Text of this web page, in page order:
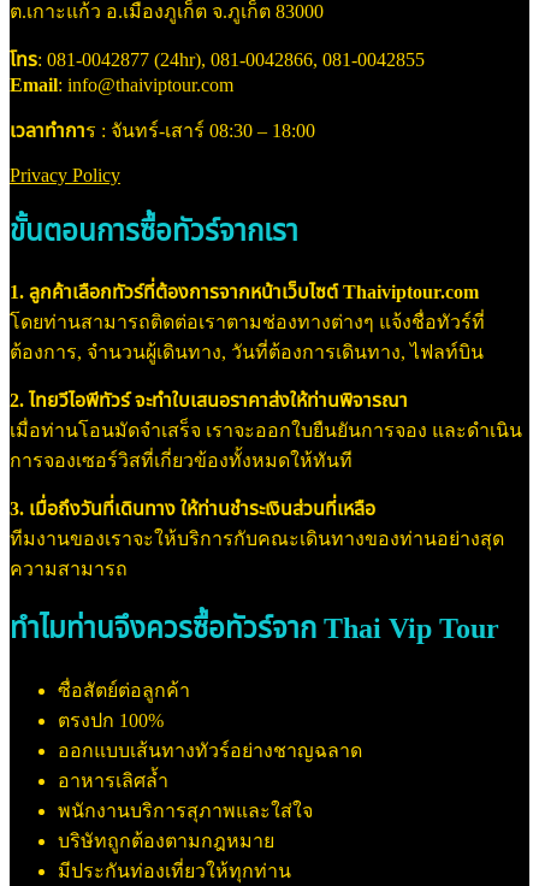
ต.เกาะแก้ว อ.เมืองภูเก็ต จ.ภูเก็ต 83000
โทร: 081-0042877 (24hr), 081-0042866, 081-0042855
Email: info@thaiviptour.com
เวลาทำการ : จันทร์-เสาร์ 08:30 – 18:00
Privacy Policy
ขั้นตอนการซื้อทัวร์จากเรา
1. ลูกค้าเลือกทัวร์ที่ต้องการจากหน้าเว็บไซต์ Thaiviptour.com
โดยท่านสามารถติดต่อเราตามช่องทางต่างๆ แจ้งชื่อทัวร์ที่
ต้องการ, จำนวนผู้เดินทาง, วันที่ต้องการเดินทาง, ไฟลท์บิน
2. ไทยวีไอพีทัวร์ จะทำใบเสนอราคาส่งให้ท่านพิจารณา
เมื่อท่านโอนมัดจำเสร็จ เราจะออกใบยืนยันการจอง และดำเนิน
การจองเซอร์วิสที่เกี่ยวข้องทั้งหมดให้ทันที
3. เมื่อถึงวันที่เดินทาง ให้ท่านชำระเงินส่วนที่เหลือ
ทีมงานของเราจะให้บริการกับคณะเดินทางของท่านอย่างสุด
ความสามารถ
ทำไมท่านจึงควรซื้อทัวร์จาก Thai Vip Tour
ซื่อสัตย์ต่อลูกค้า
ตรงปก 100%
ออกแบบเส้นทางทัวร์อย่างชาญฉลาด
อาหารเลิศล้ำ
พนักงานบริการสุภาพและใส่ใจ
บริษัทถูกต้องตามกฎหมาย
มีประกันท่องเที่ยวให้ทุกท่าน